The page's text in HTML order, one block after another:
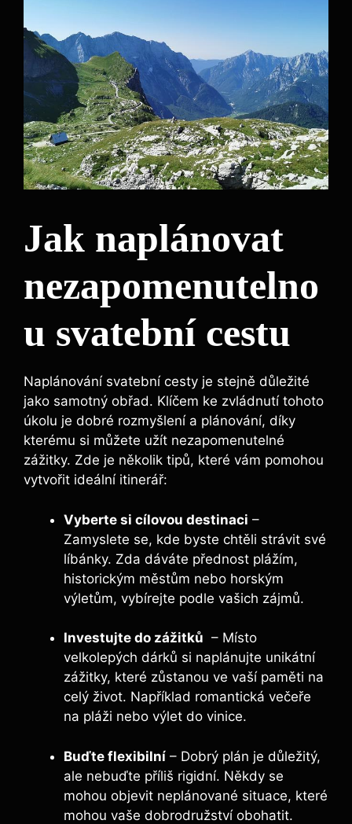
Jak naplánovat
nezapomenutelno
u svatební cestu
Naplánování svatební cesty je stejně⁤ důležité
jako samotný⁢ obřad. Klíčem ke zvládnutí tohoto
úkolu je dobré rozmyšlení a plánování, díky
kterému si můžete užít nezapomenutelné
zážitky. Zde je několik tipů, které vám‌ pomohou
vytvořit ideální itinerář:
Vyberte si cílovou destinaci –
Zamyslete se, kde byste chtěli strávit své
líbánky. Zda dáváte přednost plážím,
historickým městům nebo horským
výletům, vybírejte podle vašich zájmů.
Investujte do zážitků ⁤ – Místo
velkolepých dárků si ⁤naplánujte unikátní
zážitky,​ které zůstanou ve vaší paměti na
celý život. Například romantická večeře
na pláži nebo výlet do vinice.
Buďte flexibilní – Dobrý plán je důležitý,
ale nebuďte příliš rigidní. Někdy se
mohou objevit neplánované situace, které
mohou‌ vaše​ dobrodružství obohatit.